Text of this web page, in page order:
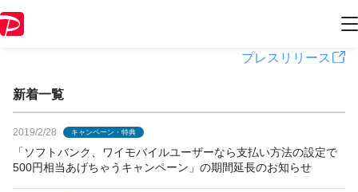
PayPayからのお知らせ
プレスリリース
新着一覧
2019/2/28 キャンペーン・特典
「ソフトバンク、ワイモバイルユーザーなら支払い方法の設定で
500円相当あげちゃうキャンペーン」の期間延長のお知らせ